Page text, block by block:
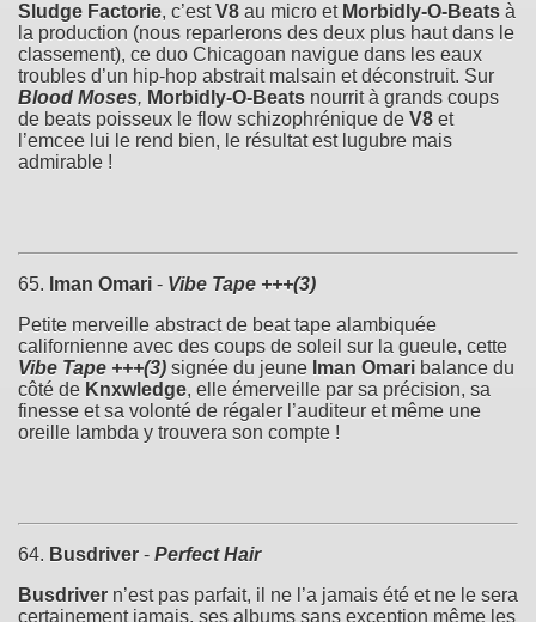
Sludge Factorie, c’estV8 au micro et Morbidly-O-Beats à
la production (nous reparlerons des deux plus haut dans le
classement), ce duo Chicagoan navigue dans les eaux
troubles d’un hip-hop abstrait malsain et déconstruit. Sur
Blood Moses, Morbidly-O-Beats nourrit à grands coups
de beats poisseux le flow schizophrénique de V8 et
l’emcee lui le rend bien, le résultat est lugubre mais
admirable !
65. Iman Omari - Vibe Tape +​+​+​(​3)
Petite merveille abstract de beat tape alambiquée
californienne avec des coups de soleil sur la gueule, cette
Vibe Tape +​+​+​(​3) signée du jeune Iman Omari balance du
côté de Knxwledge, elle émerveille par sa précision, sa
finesse et sa volonté de régaler l’auditeur et même une
oreille lambda y trouvera son compte !
64. Busdriver - Perfect Hair
Busdriver n’est pas parfait, il ne l’a jamais été et ne le sera
certainement jamais, ses albums sans exception même les